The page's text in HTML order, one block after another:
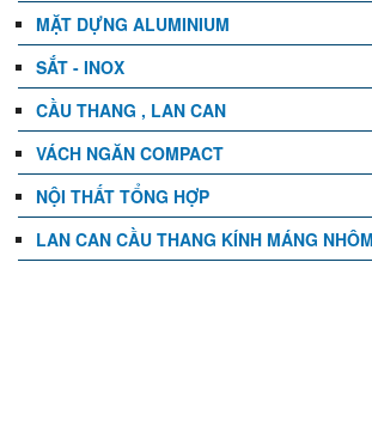
MẶT DỰNG ALUMINIUM
SẮT - INOX
CẦU THANG , LAN CAN
VÁCH NGĂN COMPACT
NỘI THẤT TỔNG HỢP
LAN CAN CẦU THANG KÍNH MÁNG